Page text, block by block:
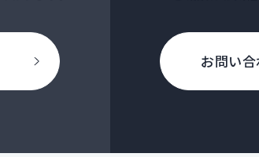
お問い